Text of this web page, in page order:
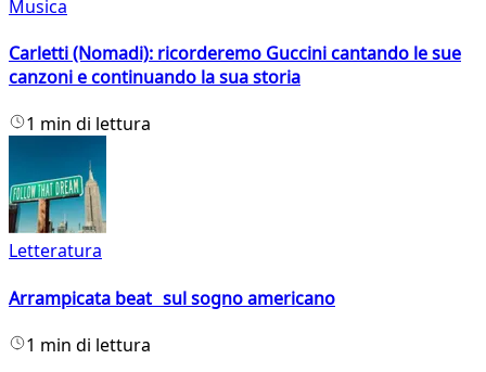
Musica
Carletti (Nomadi): ricorderemo Guccini cantando le sue
canzoni e continuando la sua storia
1 min di lettura
Letteratura
Arrampicata beat sul sogno americano
1 min di lettura